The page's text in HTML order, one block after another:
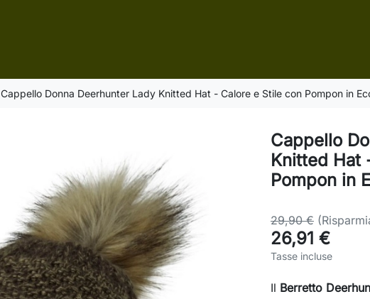
Cappello Donna Deerhunter Lady Knitted Hat - Calore e Stile con Pompon in
Cappello
Knitted Hat
Pompon in
29,90 €
26,91 €
Tasse incluse
Il Berretto